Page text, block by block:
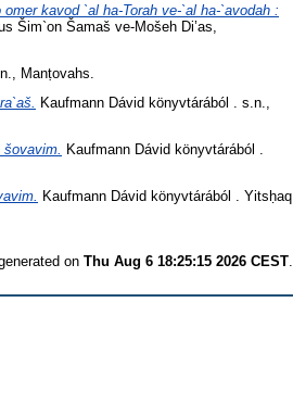
kavod `al ha-Torah ve-`al ha-`avodah :
Šim`on Šamaš ve-Mošeh Di’as,
Manṭovahs.
Kaufmann Dávid könyvtárából . s.n.,
šovavim. Kaufmann Dávid könyvtárából .
Kaufmann Dávid könyvtárából . Yitsḥaq
on Thu Aug 6 18:25:15 2026 CEST